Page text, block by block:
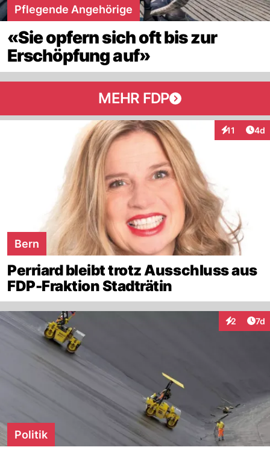
Pflegende Angehörige
«Sie opfern sich oft bis zur
Erschöpfung auf»
MEHR FDP
11 4d
Bern
Perriard bleibt trotz Ausschluss aus
FDP-Fraktion Stadträtin
2 7d
Politik